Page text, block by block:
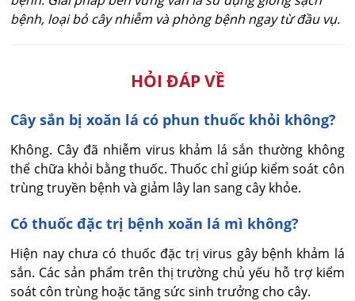
bệnh, loại bỏ cây nhiễm và phòng bệnh ngay từ đầu vụ.
HỎI ĐÁP VỀ
Cây sắn bị xoăn lá có phun thuốc khỏi không?
Không. Cây đã nhiễm virus khảm lá sắn thường không
thể chữa khỏi bằng thuốc. Thuốc chỉ giúp kiểm soát côn
trùng truyền bệnh và giảm lây lan sang cây khỏe.
Có thuốc đặc trị bệnh xoăn lá mì không?
Hiện nay chưa có thuốc đặc trị virus gây bệnh khảm lá
sắn. Các sản phẩm trên thị trường chủ yếu hỗ trợ kiểm
soát côn trùng hoặc tăng sức sinh trưởng cho cây.